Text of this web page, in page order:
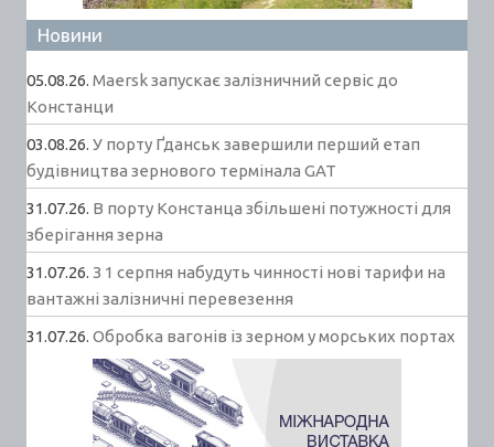
Новини
05.08.26. Maersk запускає залізничний сервіс до
Констанци
03.08.26. У порту Ґданськ завершили перший етап
будівництва зернового термінала GAT
31.07.26. В порту Констанца збільшені потужності для
зберігання зерна
31.07.26. З 1 серпня набудуть чинності нові тарифи на
вантажні залізничні перевезення
31.07.26. Обробка вагонів із зерном у морських портах